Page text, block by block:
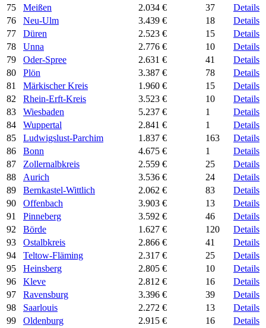
75 Meißen 2.034 € 37
Details
76
Neu-Ulm 3.439 € 18
Details
77
Düren 2.523 € 15
Details
78
Unna 2.776 € 10
Details
79
Oder-Spree 2.631 € 41
Details
80
Plön 3.387 € 78
Details
81
Märkischer Kreis 1.960 € 15
Details
82
Rhein-Erft-Kreis 3.523 € 10
Details
83
Wiesbaden 5.237 € 1
Details
84
Wuppertal 2.841 € 1
Details
85
Ludwigslust-Parchim 1.837 € 163
Details
86
Bonn 4.675 € 1
Details
87
Zollernalbkreis 2.559 € 25
Details
88
Aurich 3.536 € 24
Details
89
Bernkastel-Wittlich 2.062 € 83
Details
90
Offenbach 3.903 € 13
Details
91
Pinneberg 3.592 € 46
Details
92
Börde 1.627 € 120
Details
93
Ostalbkreis 2.866 € 41
Details
94
Teltow-Fläming 2.317 € 25
Details
95
Heinsberg 2.805 € 10
Details
96
Kleve 2.812 € 16
Details
97
Ravensburg 3.396 € 39
Details
98
Saarlouis 2.272 € 13
Details
99
Oldenburg 2.915 € 16
Details